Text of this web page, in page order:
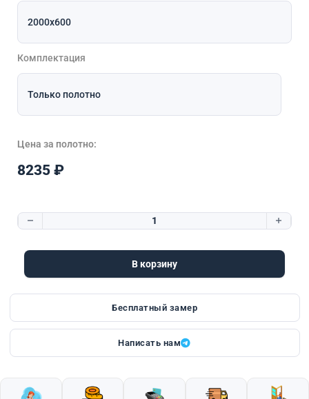
Комплектация
Цена за полотно:
8235 ₽
Количество товара Сканди 6 Шали Латте
В корзину
Бесплатный замер
Написать нам